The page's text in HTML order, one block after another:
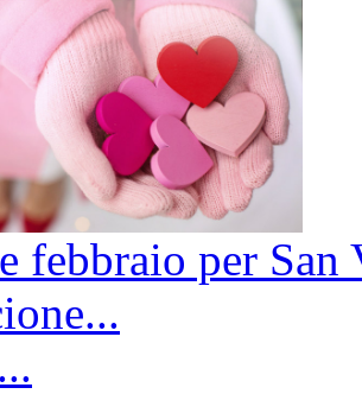
febbraio per